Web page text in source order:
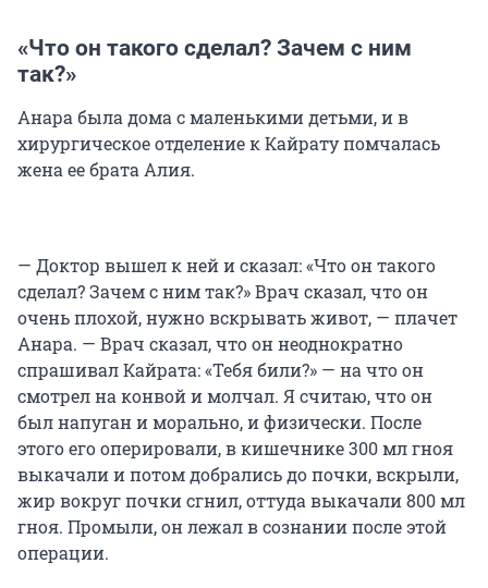
«Что он такого сделал? Зачем с ним
так?»
Анара была дома с маленькими детьми, и в
хирургическое отделение к Кайрату помчалась
жена ее брата Алия.
— Доктор вышел к ней и сказал: «Что он такого
сделал? Зачем с ним так?» Врач сказал, что он
очень плохой, нужно вскрывать живот, — плачет
Анара. — Врач сказал, что он неоднократно
спрашивал Кайрата: «Тебя били?» — на что он
смотрел на конвой и молчал. Я считаю, что он
был напуган и морально, и физически. После
этого его оперировали, в кишечнике 300 мл гноя
выкачали и потом добрались до почки, вскрыли,
жир вокруг почки сгнил, оттуда выкачали 800 мл
гноя. Промыли, он лежал в сознании после этой
операции.